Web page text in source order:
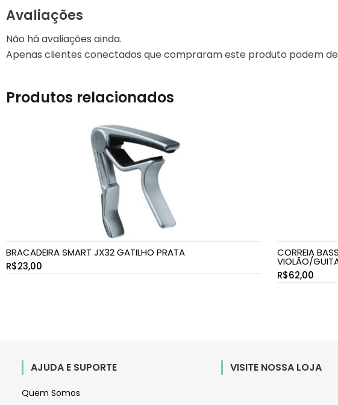
Avaliações
Não há avaliações ainda.
Apenas clientes conectados que compraram este produto podem
Produtos relacionados
BRACADEIRA SMART JX32 GATILHO PRATA
R$23,00
CORREIA
VIOLÃO/
R$62,00
AJUDA E SUPORTE
Quem Somos
VISITE NOSSA LOJA